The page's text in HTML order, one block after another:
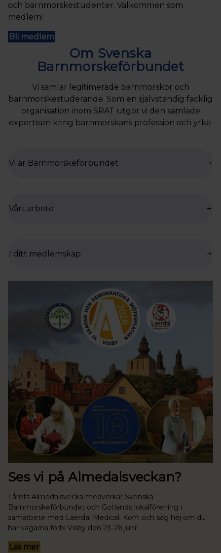
och barnmorskestudenter. Välkommen som
medlem!
Bli medlem
Om Svenska
Barnmorskeförbundet
Vi samlar legitimerade barnmorskor och
barnmorskestuderande. Som en självständig facklig
organisation inom SRAT utgör vi den samlade
expertisen kring barnmorskans profession och yrke.
Vi är Barnmorskeförbundet
Vårt arbete
I ditt medlemskap
Ses vi på Almedalsveckan?
I årets Almedalsvecka medverkar Svenska
Barnmorskeförbundet och Gotlands lokalförening i
samarbete med Laerdal Medical. Kom och säg hej om du
har vägarna förbi Visby den 23–26 juni!
Läs mer